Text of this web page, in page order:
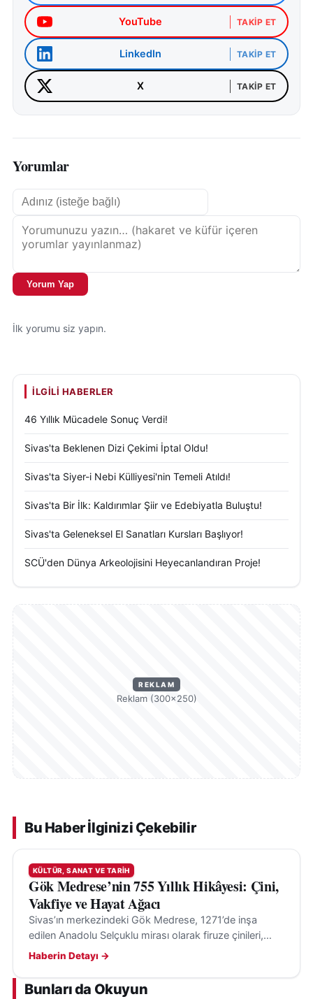
YouTube TAKIP ET
LinkedIn TAKIP ET
X TAKIP ET
Yorumlar
Yorum Yap
İlk yorumu siz yapın.
İLGILI HABERLER
46 Yıllık Mücadele Sonuç Verdi!
Sivas'ta Beklenen Dizi Çekimi İptal Oldu!
Sivas'ta Siyer-i Nebi Külliyesi'nin Temeli Atıldı!
Sivas'ta Bir İlk: Kaldırımlar Şiir ve Edebiyatla Buluştu!
Sivas'ta Geleneksel El Sanatları Kursları Başlıyor!
SCÜ'den Dünya Arkeolojisini Heyecanlandıran Proje!
REKLAM
Reklam (300×250)
Bu Haber İlginizi Çekebilir
KÜLTÜR, SANAT VE TARIH
Gök Medrese’nin 755 Yıllık Hikâyesi: Çini,
Vakfiye ve Hayat Ağacı
Sivas’ın merkezindeki Gök Medrese, 1271’de inşa
edilen Anadolu Selçuklu mirası olarak firuze çinileri,
anıtsal taçkapısı ve hayat ağacı motifiyle geçmişten
Haberin Detayı →
Bunları da Okuyun